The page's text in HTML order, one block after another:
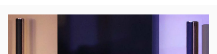
Image de l’événement